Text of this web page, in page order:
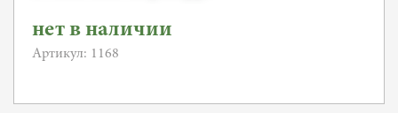
нет в наличии
Артикул: 1168